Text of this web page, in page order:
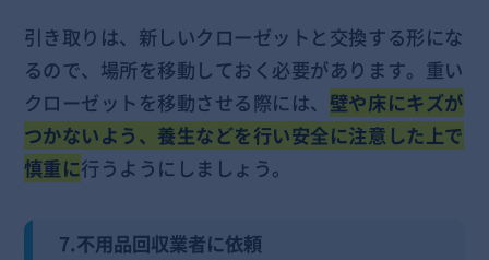
引き取りは、新しいクローゼットと交換する形にな
るので、場所を移動しておく必要があります。重い
クローゼットを移動させる際には、 壁や床にキズが
つかないよう、養生などを行い安全に注意した上で
慎重に行うようにしましょう。
7.不用品回収業者に依頼